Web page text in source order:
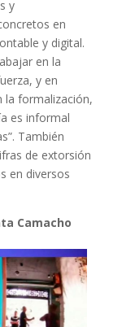
y
en
y digital.
en la
y en
la formalización,
es informal
También
de extorsión
en diversos
Camacho